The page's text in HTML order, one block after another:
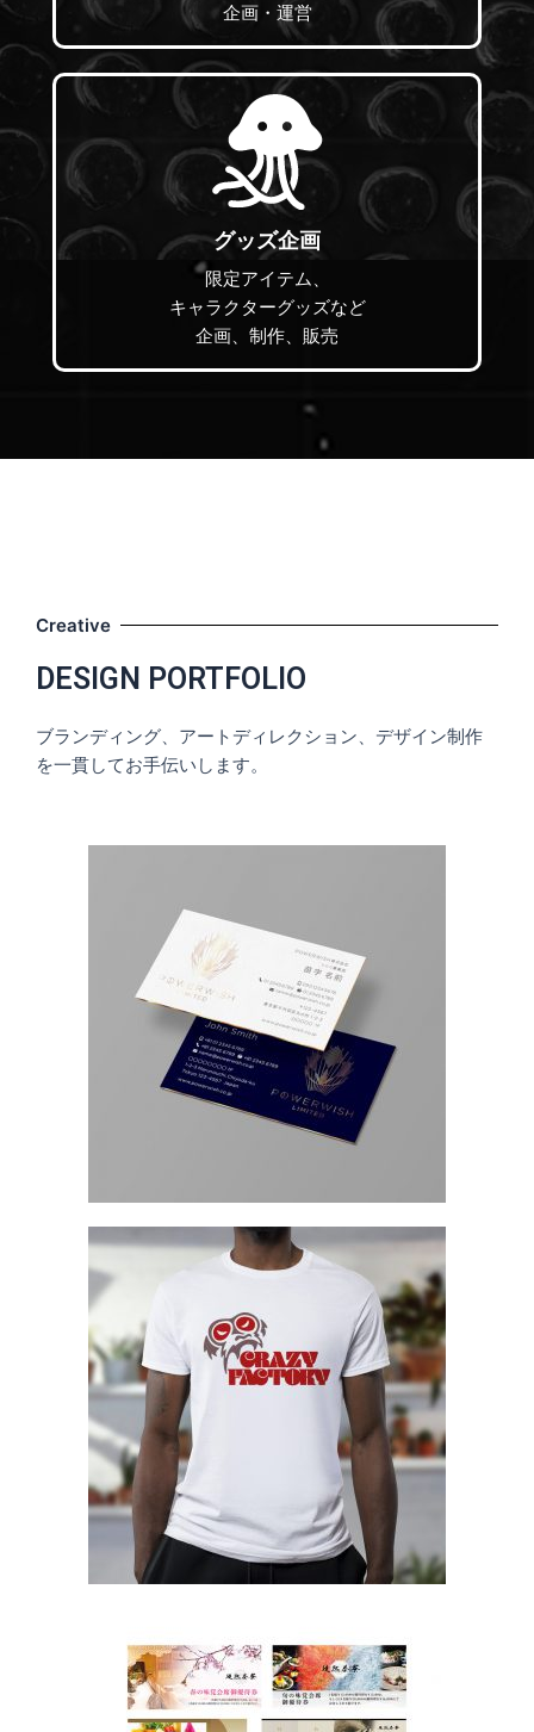
企画・運営
グッズ企画
限定アイテム、
キャラクターグッズなど
企画、制作、販売
Creative
DESIGN PORTFOLIO
ブランディング、アートディレクション、デザイン制作
を一貫してお手伝いします。